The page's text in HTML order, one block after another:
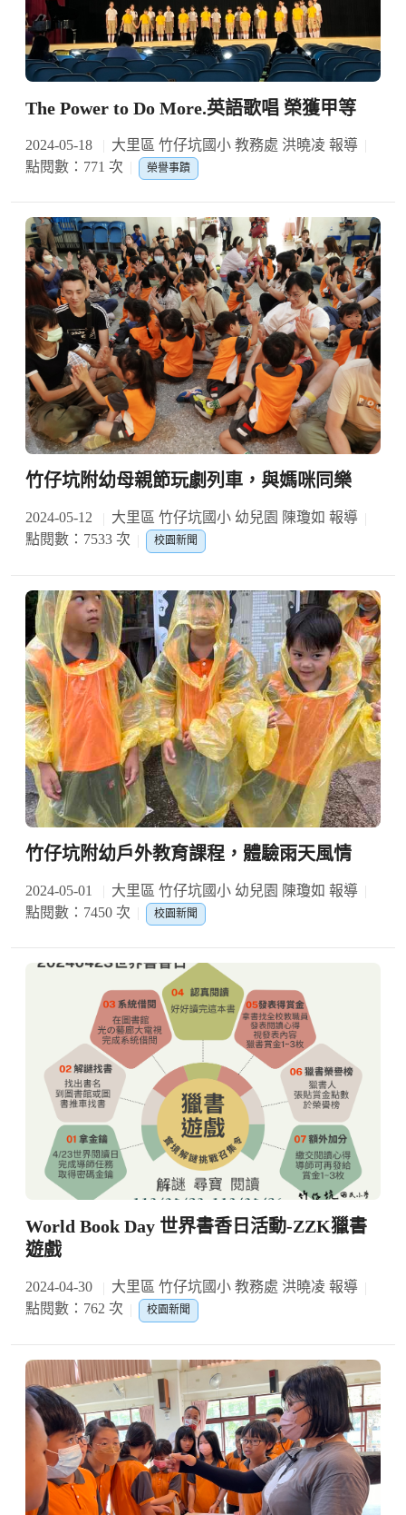
The Power to Do More.英語歌唱 榮獲甲等
2024-05-18
大里區 竹仔坑國小 教務處 洪曉凌 報導
點閱數：771 次
榮譽事蹟
竹仔坑附幼母親節玩劇列車，與媽咪同樂
2024-05-12
大里區 竹仔坑國小 幼兒園 陳瓊如 報導
點閱數：7533 次
校園新聞
竹仔坑附幼戶外教育課程，體驗雨天風情
2024-05-01
大里區 竹仔坑國小 幼兒園 陳瓊如 報導
點閱數：7450 次
校園新聞
World Book Day 世界書香日活動-ZZK獵書
遊戲
2024-04-30
大里區 竹仔坑國小 教務處 洪曉凌 報導
點閱數：762 次
校園新聞